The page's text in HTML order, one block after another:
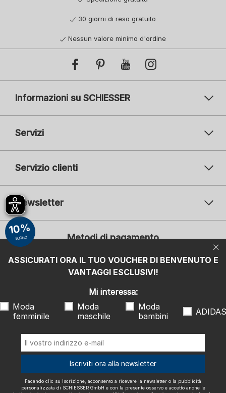
30 giorni di reso gratuito
Nessun valore minimo d'ordine
Informazioni su SCHIESSER
Servizi
Servizio clienti
Newsletter
Il vostro indirizzo e-mail
Iscrizione
Mi interessa:
Moda femminile
Moda maschile
ADIDAS
Facendo clic su Iscrizione, acconsento a ricevere la newsletter o la
pubblicità personalizzata di SCHIESSER GmbH e con la presente
"Newsletter". Posso revocare questo consenso in qualsiasi momento
con effetto futuro.
Metodi di pagamento
Spediamo con
ASSICURATI ORA IL TUO VOUCHER DI BENVENUTO E
VANTAGGI ESCLUSIVI!
10%
BUONO
Mi interessa:
Moda
femminile
Moda
maschile
Moda
bambini
ADIDAS
Iscriviti ora alla newsletter
Facendo clic su Iscrizione, acconsento a ricevere la newsletter o la pubblicità
personalizzata di SCHIESSER GmbH e con la presente osservo e accetto anche le